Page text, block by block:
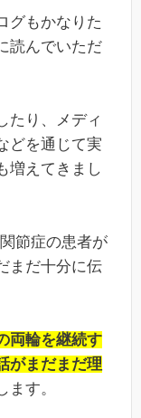
グもかなりた
読んでいただ
たり、メディ
どを通じて実
増えてきまし
節症の患者が
まだ十分に伝
両輪を継続す
がまだまだ理
す。